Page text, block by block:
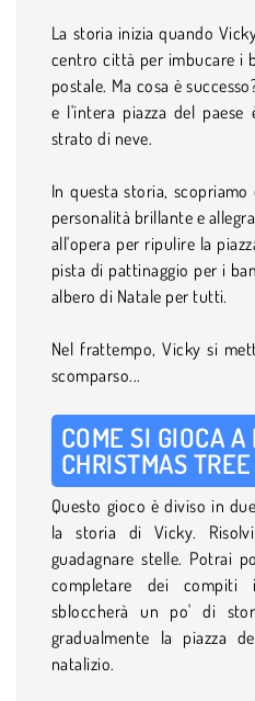
La storia inizia quando
centro città per imbucare i
postale. Ma cosa è
e l'intera piazza del paese
strato di neve.
In questa storia,
personalità brillante e
all'opera per ripulire la
pista di pattinaggio per i
albero di Natale per tutti.
Nel frattempo, Vicky si
scomparso...
COME SI GIOCA A
CHRISTMAS
Questo gioco è diviso in
la storia di Vicky.
guadagnare stelle. Potrai
completare dei
sbloccherà un po' di
gradualmente la piazza
natalizio.